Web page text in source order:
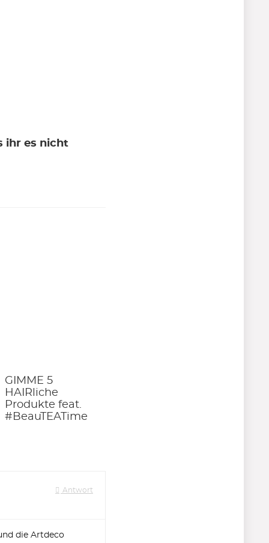
ihr es nicht
GIMME 5
HAIRliche
Produkte feat.
#BeauTEATime
Antwort
die Artdeco